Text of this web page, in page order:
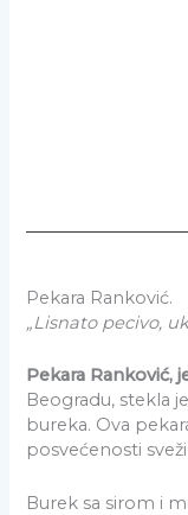
Pekara Ranković.
„Lisnato pecivo,
Pekara Ranković,
Beogradu, stekla
bureka. Ova
posvećenosti
Burek sa sirom i